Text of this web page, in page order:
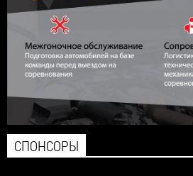
СПОНСОРЫ